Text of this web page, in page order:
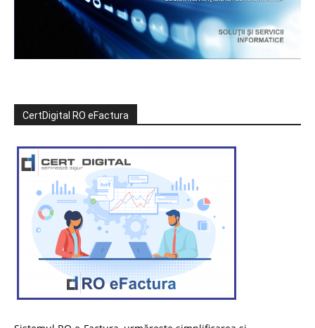
CertDigital RO eFactura